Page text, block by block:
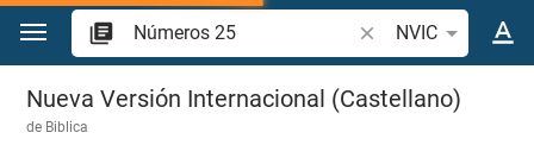
Ir a un contenido
Buscar versículo
NVIC
Números 25
Nueva Versión Internacional (Castellano)
de Biblica